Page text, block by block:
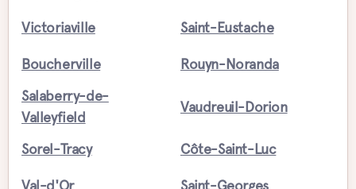
Victoriaville Saint-Eustache
Boucherville
Rouyn-Noranda
Salaberry-de-
Valleyfield
Vaudreuil-Dorion
Sorel-Tracy Côte-Saint-Luc
Val-d'Or Saint-Georges